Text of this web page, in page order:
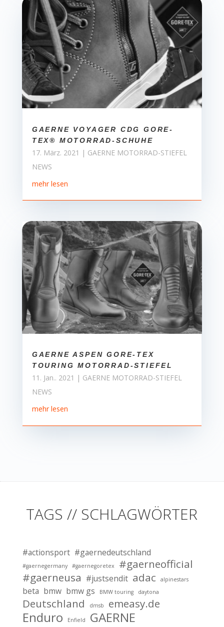
GAERNE VOYAGER CDG GORE-
TEX® MOTORRAD-SCHUHE
17. März. 2021 | GAERNE MOTORRAD-STIEFEL
NEWS
mehr lesen
GAERNE ASPEN GORE-TEX
TOURING MOTORRAD-STIEFEL
11. Jan.. 2021 | GAERNE MOTORRAD-STIEFEL
NEWS
mehr lesen
TAGS // SCHLAGWÖRTER
#actionsport #gaernedeutschland
#gaernegermany #gaernegoretex
#gaerneofficial
#gaerneusa #justsendit adac alpinestars
beta bmw bmw gs BMW touring daytona
Deutschland dmsb emeasy.de
Enduro Enfield
GAERNE